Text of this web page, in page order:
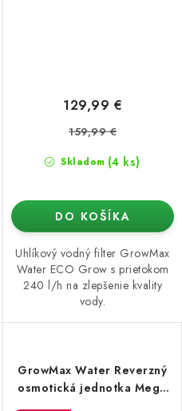
Skladom (4 ks)
129,99 €
159,99 €
DO KOŠÍKA
Uhlíkový vodný filter GrowMax
Water ECO Grow s prietokom
240 l/h na zlepšenie kvality
vody.
GrowMax Water Reverzný
osmotická jednotka Mega